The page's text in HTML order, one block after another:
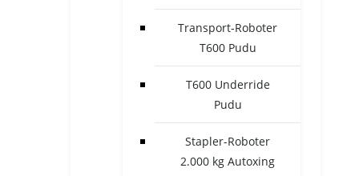
Transport-Roboter
T600 Pudu
T600 Underride
Pudu
Stapler-Roboter
2.000 kg Autoxing